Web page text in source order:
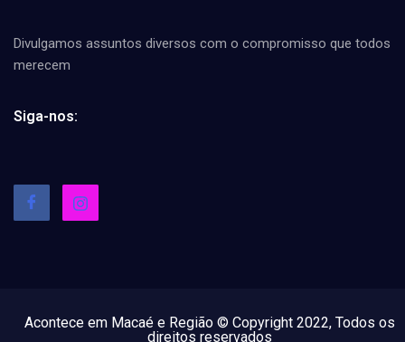
Divulgamos assuntos diversos com o compromisso que todos
merecem
Siga-nos:
Acontece em Macaé e Região © Copyright 2022, Todos os
direitos reservados